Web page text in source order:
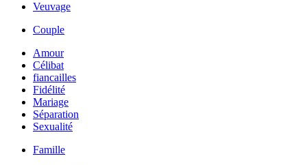
Veuvage
Couple
Amour
Célibat
fiancailles
Fidélité
Mariage
Séparation
Sexualité
Famille